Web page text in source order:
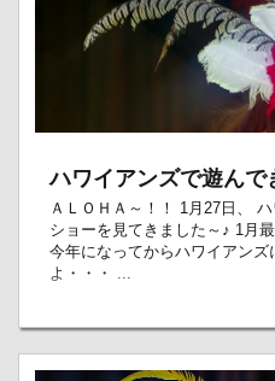
ハワイアンズで遊んで
ＡＬＯＨＡ～！！ 1月27日、
ショーを見てきました～♪ 1月
今年になってからハワイアン
よ・・・ ...